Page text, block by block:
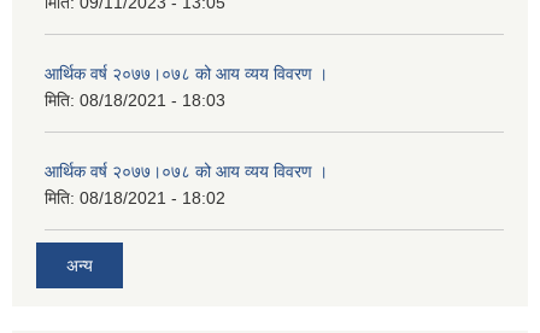
आर्थिक वर्ष २०७७।०७८ को आय व्यय विवरण ।
मिति: 08/18/2021 - 18:03
आर्थिक वर्ष २०७७।०७८ को आय व्यय विवरण ।
मिति: 08/18/2021 - 18:02
अन्य